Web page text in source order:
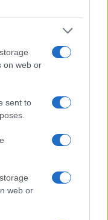
on web or
sent to
web or